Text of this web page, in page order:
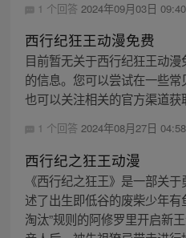
1 个回答 2024年09月03日 09:40
西行纪狂王动漫免费
目前暂无关于西行纪狂王动
的信息。您可以尝试在一些常
也可以关注相关的官方渠道获
1 个回答 2024年08月27日 04:58
西行纪之狂王动漫
《西行纪之狂王》是一部关
述了出生即低谷的废柴少年
淘汰”规则的阿修罗里开启新